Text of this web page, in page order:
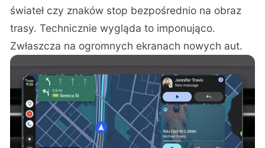
świateł czy znaków stop bezpośrednio na obraz
trasy. Technicznie wygląda to imponująco.
Zwłaszcza na ogromnych ekranach nowych aut.